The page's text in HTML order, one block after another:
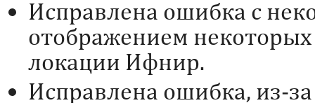
Исправлена ошибка с
отображением некоторых
локации Ифнир.
Исправлена ошибка, из-